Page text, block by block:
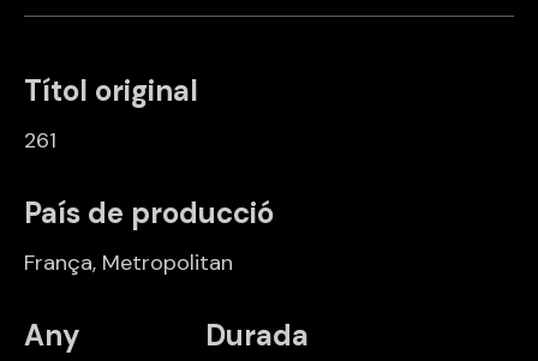
Títol original
261
País de producció
França, Metropolitan
Any Durada